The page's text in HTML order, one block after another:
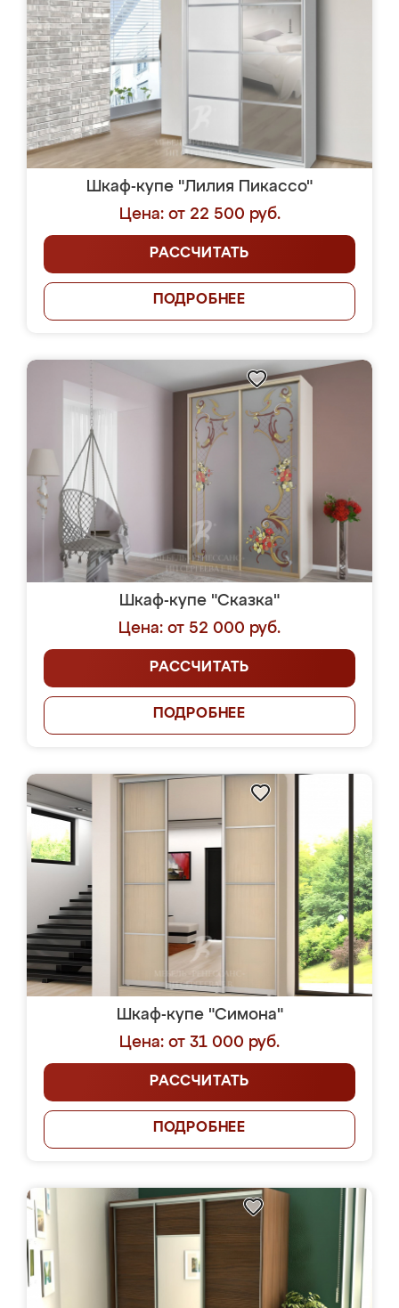
Шкаф-купе "Лилия Пикассо"
Цена: от 22 500 руб.
РАССЧИТАТЬ
ПОДРОБНЕЕ
Шкаф-купе "Сказка"
Цена: от 52 000 руб.
РАССЧИТАТЬ
ПОДРОБНЕЕ
Шкаф-купе "Симона"
Цена: от 31 000 руб.
РАССЧИТАТЬ
ПОДРОБНЕЕ